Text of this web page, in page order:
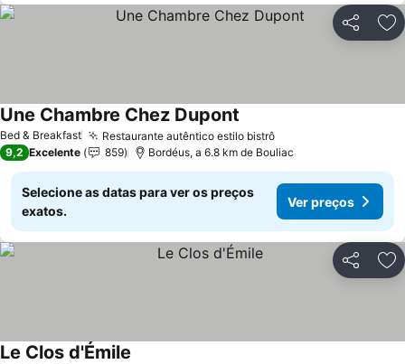
Partilhar
Bed & Breakfast Restaurante autêntico estilo bistrô
Une Chambre Chez Dupont
9,2 Excelente 859 Bordéus, a 6.8 km de Bouliac
Selecione as datas para ver os preços
exatos.
Ver preços
Partilhar
Le Clos d'Émile